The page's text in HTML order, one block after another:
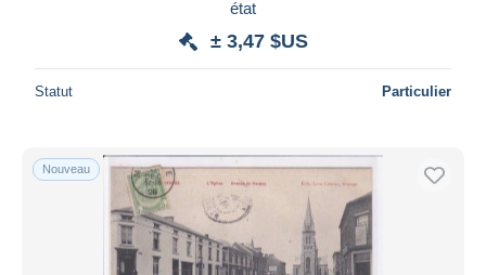
état
± 3,47 $US
Statut Particulier
Nouveau